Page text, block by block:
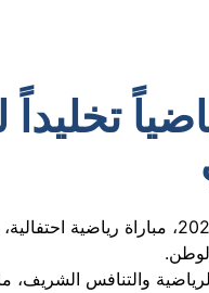
بمناسبة يوم الشهيد، نظّمت وحدة دعم وتنمية التنشيط
والتنافس الشريف،